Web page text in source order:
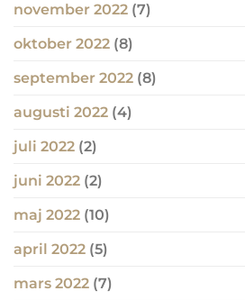
november 2022 (7)
oktober 2022 (8)
september 2022 (8)
augusti 2022 (4)
juli 2022 (2)
juni 2022 (2)
maj 2022 (10)
april 2022 (5)
mars 2022 (7)